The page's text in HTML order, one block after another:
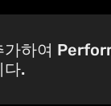
가하여
다.